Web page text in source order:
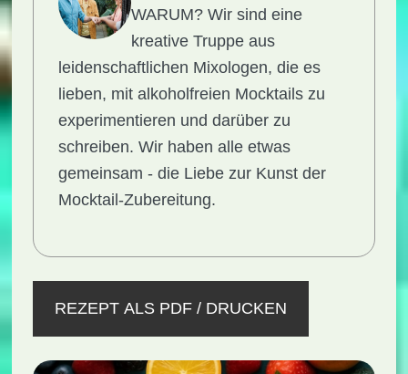
WARUM?Wir sind eine
kreative Truppe aus
leidenschaftlichen Mixologen, die es
lieben, mit alkoholfreien Mocktails zu
experimentieren und darüber zu
schreiben. Wir haben alle etwas
gemeinsam - die Liebe zur Kunst der
Mocktail-Zubereitung.
REZEPT ALS PDF / DRUCKEN